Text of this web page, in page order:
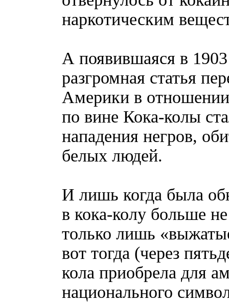
наркотическим
А появившаяся в
разгромная статья
Америки в
по вине Кока-колы
нападения негров,
белых людей.
И лишь когда была
в кока-колу больше
только лишь
вот тогда (через
кола приобрела для
национального